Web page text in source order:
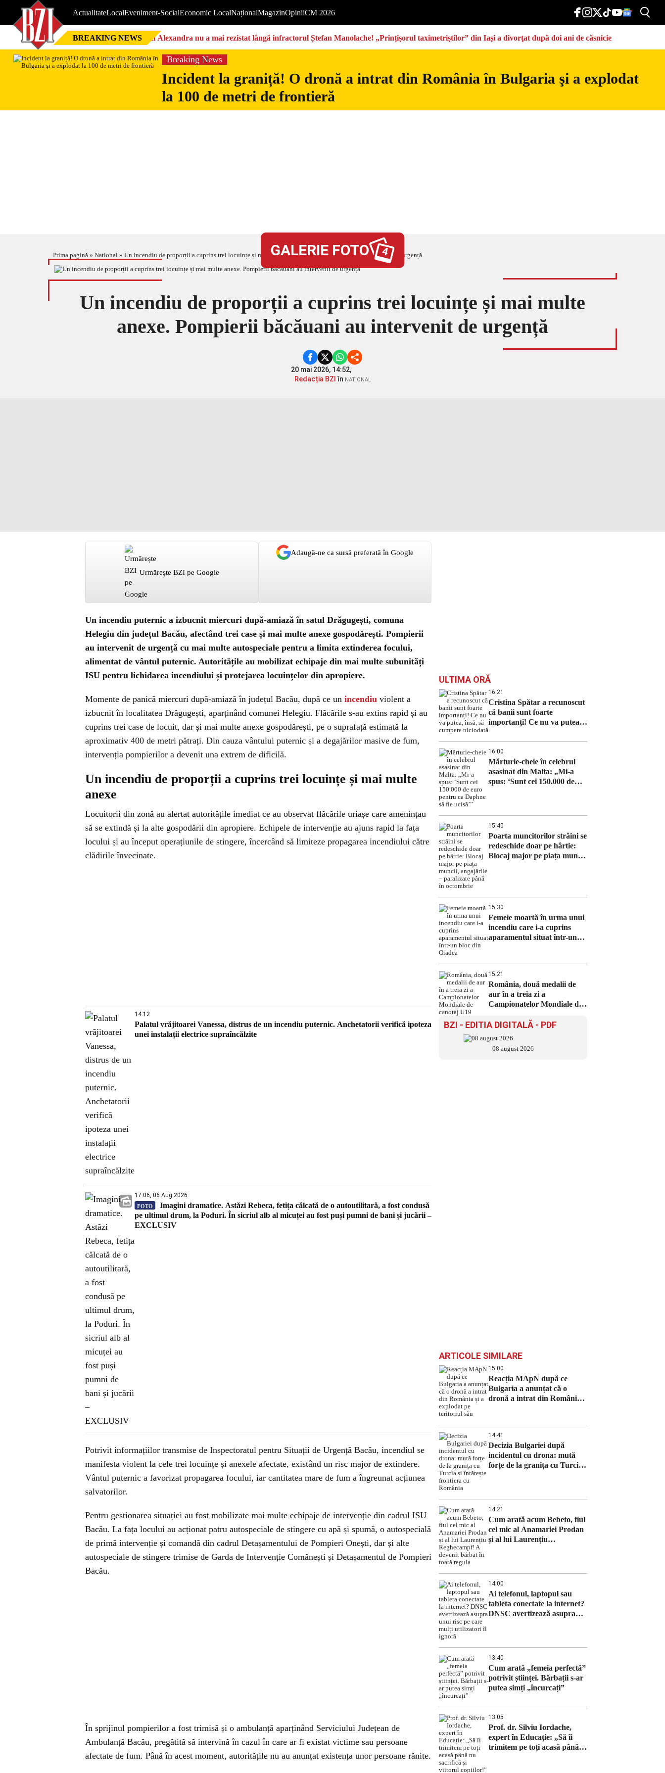
ActualitateLocalEveniment-SocialEconomic LocalNaționalMagazinOpiniiCM 2026
BREAKING NEWS Nici Alexandra nu a mai rezistat lângă infractorul Ștefan Manolache! „Prințișorul taximetriștilor” din Iași a divorţat după doi ani de căsnicie
Breaking News
Incident la graniță! O dronă a intrat din România în Bulgaria şi a explodat
la 100 de metri de frontieră
Prima pagină » National » Un incendiu de proporții a cuprins trei locuințe și mai multe anexe. Pompierii băcăuani au intervenit de urgență
GALERIE FOTO 4
Un incendiu de proporții a cuprins trei locuințe și mai multe
anexe. Pompierii băcăuani au intervenit de urgență
20 mai 2026, 14:52,
Redacția BZI în NATIONAL
Urmărește BZI pe Google
Adaugă-ne ca sursă preferată în Google
Un incendiu puternic a izbucnit miercuri după-amiază în satul Drăgugești, comuna
Helegiu din județul Bacău, afectând trei case și mai multe anexe gospodărești. Pompierii
au intervenit de urgență cu mai multe autospeciale pentru a limita extinderea focului,
alimentat de vântul puternic. Autoritățile au mobilizat echipaje din mai multe subunități
ISU pentru lichidarea incendiului și protejarea locuințelor din apropiere.
Momente de panică miercuri după-amiază în județul Bacău, după ce un incendiu violent a
izbucnit în localitatea Drăgugești, aparținând comunei Helegiu. Flăcările s-au extins rapid și au
cuprins trei case de locuit, dar și mai multe anexe gospodărești, pe o suprafață estimată la
aproximativ 400 de metri pătrați. Din cauza vântului puternic și a degajărilor masive de fum,
intervenția pompierilor a devenit una extrem de dificilă.
Un incendiu de proporții a cuprins trei locuințe și mai multe
anexe
Locuitorii din zonă au alertat autoritățile imediat ce au observat flăcările uriașe care amenințau
să se extindă și la alte gospodării din apropiere. Echipele de intervenție au ajuns rapid la fața
locului și au început operațiunile de stingere, încercând să limiteze propagarea incendiului către
clădirile învecinate.
14:12
Palatul vrăjitoarei Vanessa, distrus de un incendiu puternic. Anchetatorii verifică ipoteza
unei instalații electrice supraîncălzite
17:06, 06 Aug 2026
FOTO
Imagini dramatice. Astăzi Rebeca, fetița călcată de o autoutilitară, a fost condusă
pe ultimul drum, la Poduri. În sicriul alb al micuței au fost puși pumni de bani și jucării –
EXCLUSIV
Potrivit informațiilor transmise de Inspectoratul pentru Situații de Urgență Bacău, incendiul se
manifesta violent la cele trei locuințe și anexele afectate, existând un risc major de extindere.
Vântul puternic a favorizat propagarea focului, iar cantitatea mare de fum a îngreunat acțiunea
salvatorilor.
Pentru gestionarea situației au fost mobilizate mai multe echipaje de intervenție din cadrul ISU
Bacău. La fața locului au acționat patru autospeciale de stingere cu apă și spumă, o autospecială
de primă intervenție și comandă din cadrul Detașamentului de Pompieri Onești, dar și alte
autospeciale de stingere trimise de Garda de Intervenție Comănești și Detașamentul de Pompieri
Bacău.
În sprijinul pompierilor a fost trimisă și o ambulanță aparținând Serviciului Județean de
Ambulanță Bacău, pregătită să intervină în cazul în care ar fi existat victime sau persoane
afectate de fum. Până în acest moment, autoritățile nu au anunțat existența unor persoane rănite.
ULTIMA ORĂ
16:21
Cristina Spătar a recunoscut
că banii sunt foarte
importanți! Ce nu va putea,
16:00
Mărturie-cheie în celebrul
asasinat din Malta: „Mi-a
spus: ‘Sunt cei 150.000 de
15:40
Poarta muncitorilor străini se
redeschide doar pe hârtie:
Blocaj major pe piața muncii,
15:30
Femeie moartă în urma unui
incendiu care i-a cuprins
aparamentul situat într-un
15:21
România, două medalii de
aur în a treia zi a
Campionatelor Mondiale de
BZI - EDITIA DIGITALĂ - PDF
08 august 2026
ARTICOLE SIMILARE
15:00
Reacția MApN după ce
Bulgaria a anunțat că o
dronă a intrat din România
14:41
Decizia Bulgariei după
incidentul cu drona: mută
forțe de la granița cu Turcia
14:21
Cum arată acum Bebeto, fiul
cel mic al Anamariei Prodan
și al lui Laurențiu
14:00
Ai telefonul, laptopul sau
tableta conectate la internet?
DNSC avertizează asupra
13:40
Cum arată „femeia perfectă”
potrivit științei. Bărbații s-ar
putea simți „încurcați”
13:05
Prof. dr. Silviu Iordache,
expert în Educație: „Să îi
trimitem pe toți acasă până